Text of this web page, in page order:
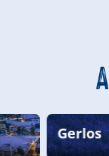
Gerlos